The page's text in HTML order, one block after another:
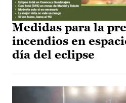
Medidas para la
incendios en
día del eclipse